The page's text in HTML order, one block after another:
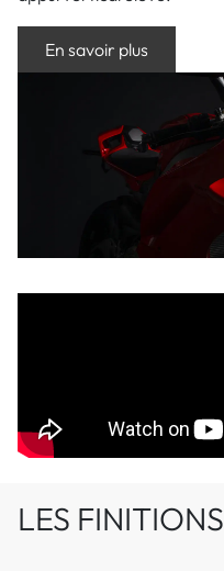
En savoir plus
LES FINITIONS